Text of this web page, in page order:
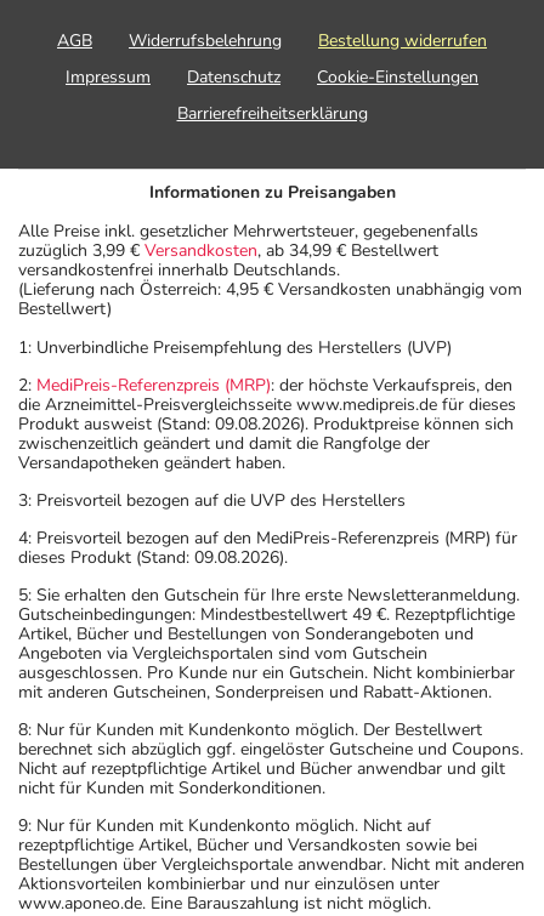
AGB Widerrufsbelehrung
Bestellung widerrufen
Impressum
Datenschutz
Cookie-Einstellungen
Barrierefreiheitserklärung
Informationen zu Preisangaben
Alle Preise inkl. gesetzlicher Mehrwertsteuer, gegebenenfalls
zuzüglich 3,99 € Versandkosten, ab 34,99 € Bestellwert
versandkostenfrei innerhalb Deutschlands.
(Lieferung nach Österreich: 4,95 € Versandkosten unabhängig vom
Bestellwert)
1: Unverbindliche Preisempfehlung des Herstellers (UVP)
2: MediPreis-Referenzpreis (MRP): der höchste Verkaufspreis, den
die Arzneimittel-Preisvergleichsseite www.medipreis.de für dieses
Produkt ausweist (Stand: 09.08.2026). Produktpreise können sich
zwischenzeitlich geändert und damit die Rangfolge der
Versandapotheken geändert haben.
3: Preisvorteil bezogen auf die UVP des Herstellers
4: Preisvorteil bezogen auf den MediPreis-Referenzpreis (MRP) für
dieses Produkt (Stand: 09.08.2026).
5: Sie erhalten den Gutschein für Ihre erste Newsletteranmeldung.
Gutscheinbedingungen: Mindestbestellwert 49 €. Rezeptpflichtige
Artikel, Bücher und Bestellungen von Sonderangeboten und
Angeboten via Vergleichsportalen sind vom Gutschein
ausgeschlossen. Pro Kunde nur ein Gutschein. Nicht kombinierbar
mit anderen Gutscheinen, Sonderpreisen und Rabatt-Aktionen.
8: Nur für Kunden mit Kundenkonto möglich. Der Bestellwert
berechnet sich abzüglich ggf. eingelöster Gutscheine und Coupons.
Nicht auf rezeptpflichtige Artikel und Bücher anwendbar und gilt
nicht für Kunden mit Sonderkonditionen.
9: Nur für Kunden mit Kundenkonto möglich. Nicht auf
rezeptpflichtige Artikel, Bücher und Versandkosten sowie bei
Bestellungen über Vergleichsportale anwendbar. Nicht mit anderen
Aktionsvorteilen kombinierbar und nur einzulösen unter
www.aponeo.de. Eine Barauszahlung ist nicht möglich.